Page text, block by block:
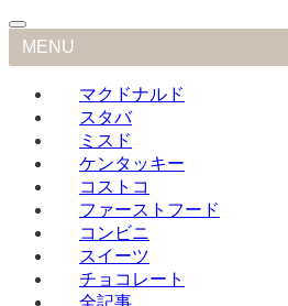
MENU
マクドナルド
スタバ
ミスド
ケンタッキー
コストコ
ファーストフード
コンビニ
スイーツ
チョコレート
全記事